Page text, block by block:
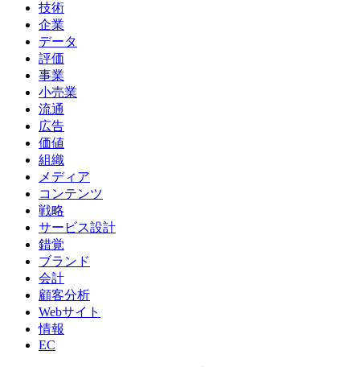
技術
企業
データ
評価
事業
小売業
流通
広告
価値
組織
メディア
コンテンツ
戦略
サービス設計
錯覚
ブランド
会計
顧客分析
Webサイト
情報
EC